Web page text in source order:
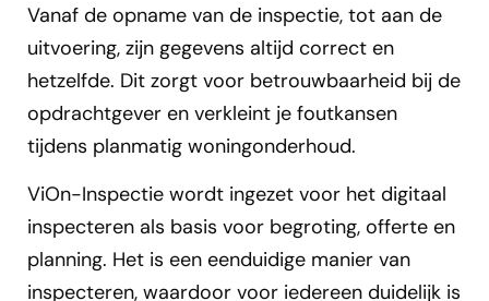
Vanaf de opname van de inspectie, tot aan de
uitvoering, zijn gegevens altijd correct en
hetzelfde. Dit zorgt voor betrouwbaarheid bij de
opdrachtgever en verkleint je foutkansen
tijdens planmatig woningonderhoud.
ViOn-Inspectie wordt ingezet voor het digitaal
inspecteren als basis voor begroting, offerte en
planning. Het is een eenduidige manier van
inspecteren, waardoor voor iedereen duidelijk is